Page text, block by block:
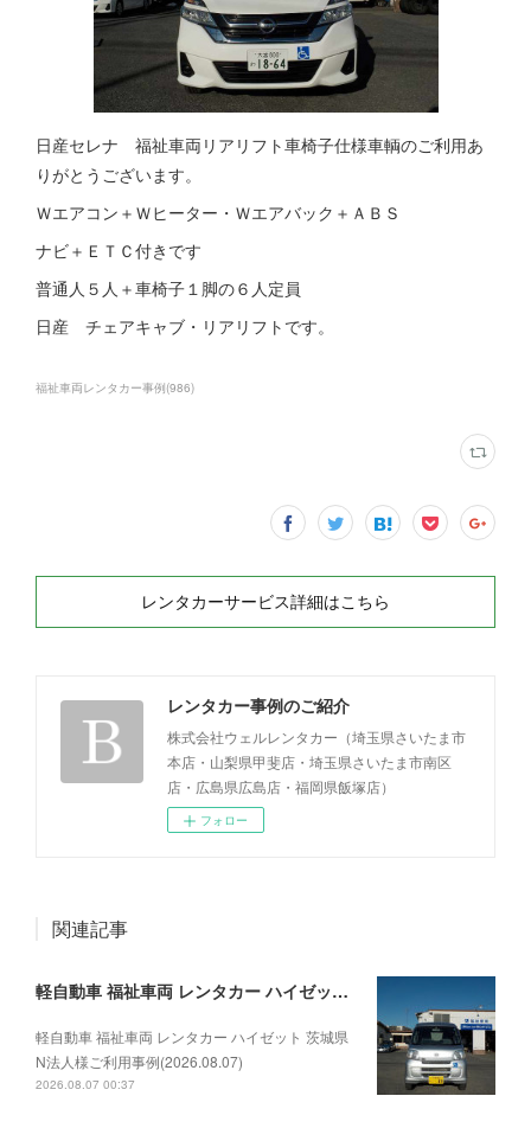
日産セレナ 福祉車両リアリフト車椅子仕様車輌のご利用あ
りがとうございます。
Ｗエアコン＋Ｗヒーター・Ｗエアバック＋ＡＢＳ
ナビ＋ＥＴＣ付きです
普通人５人＋車椅子１脚の６人定員
日産 チェアキャブ・リアリフトです。
福祉車両レンタカー事例(986)
レンタカーサービス詳細はこちら
レンタカー事例のご紹介
株式会社ウェルレンタカー（埼玉県さいたま市
本店・山梨県甲斐店・埼玉県さいたま市南区
店・広島県広島店・福岡県飯塚店）
フォロー
関連記事
軽自動車 福祉車両 レンタカー ハイゼット 茨城県N法人様ご利用事例(2026.08.07)
軽自動車 福祉車両 レンタカー ハイゼット 茨城県
N法人様ご利用事例(2026.08.07)
2026.08.07 00:37